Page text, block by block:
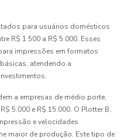
para usuários domésticos
R$ 1.500 a R$ 5.000. Esses
impressões em formatos
atendendo a
a empresas de médio porte,
5.000 e R$ 15.000. O Plotter B,
e velocidades
maior de produção. Este tipo de